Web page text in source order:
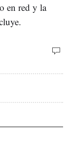
en red y la